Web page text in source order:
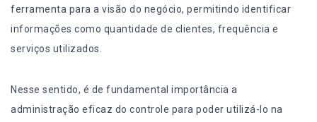
ferramenta para a visão do negócio, permitindo identificar
informações como quantidade de clientes, frequência e
serviços utilizados.
Nesse sentido, é de fundamental importância a
administração eficaz do controle para poder utilizá-lo na